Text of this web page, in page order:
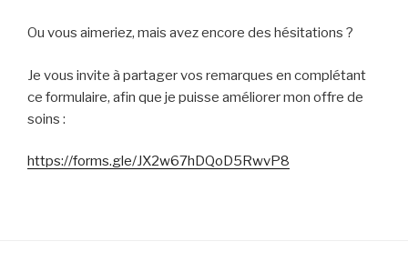
Ou vous aimeriez, mais avez encore des hésitations ?
Je vous invite à partager vos remarques en complétant
ce formulaire, afin que je puisse améliorer mon offre de
soins :
https://forms.gle/JX2w67hDQoD5RwvP8